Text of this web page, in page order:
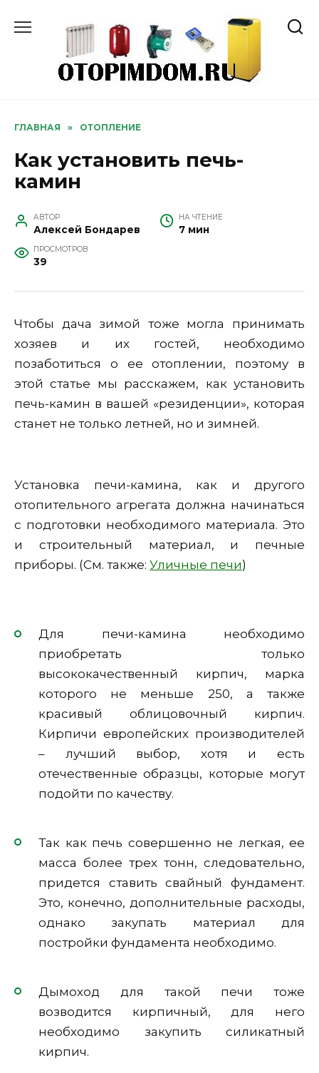
ГЛАВНАЯ » ОТОПЛЕНИЕ
Как установить печь-
камин
АВТОР
Алексей Бондарев
НА ЧТЕНИЕ
7 мин
ПРОСМОТРОВ
39
Чтобы дача зимой тоже могла принимать
хозяев и их гостей, необходимо
позаботиться о ее отоплении, поэтому в
этой статье мы расскажем, как установить
печь-камин в вашей «резиденции», которая
станет не только летней, но и зимней.
Установка печи-камина, как и другого
отопительного агрегата должна начинаться
с подготовки необходимого материала. Это
и строительный материал, и печные
приборы. (См. также: Уличные печи)
Для печи-камина необходимо
приобретать только
высококачественный кирпич, марка
которого не меньше 250, а также
красивый облицовочный кирпич.
Кирпичи европейских производителей
– лучший выбор, хотя и есть
отечественные образцы, которые могут
подойти по качеству.
Так как печь совершенно не легкая, ее
масса более трех тонн, следовательно,
придется ставить свайный фундамент.
Это, конечно, дополнительные расходы,
однако закупать материал для
постройки фундамента необходимо.
Дымоход для такой печи тоже
возводится кирпичный, для него
необходимо закупить силикатный
кирпич.